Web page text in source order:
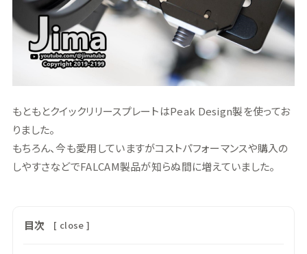
もともとクイックリリースプレートはPeak Design製を使ってお
りました。
もちろん、今も愛用していますがコストパフォーマンスや購入の
しやすさなどでFALCAM製品が知らぬ間に増えていました。
目次 [ close ]